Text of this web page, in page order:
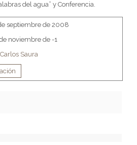
del agua” y Conferencia.
septiembre de 2008
noviembre de -1
Saura